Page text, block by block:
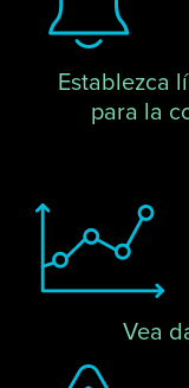
Establezca
para la
Vea